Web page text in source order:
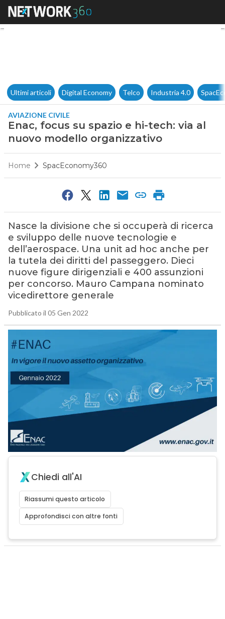
Enac, focus su spazio e hi-
Ultimi articoli Digital Economy Telco Industria 4.0
AVIAZIONE CIVILE
Enac, focus su spazio e hi-tech: via al
nuovo modello organizzativo
Home SpacEconomy360
Nasce la divisione che si occuperà di ricerca
e sviluppo delle nuove tecnologie e
dell’aerospace. Una unit ad hoc anche per
la tutela dei diritti del passeggero. Dieci
nuove figure dirigenziali e 400 assunzioni
per concorso. Mauro Campana nominato
vicedirettore generale
Pubblicato il 05 Gen 2022
Chiedi all'AI
Riassumi questo articolo
Approfondisci con altre fonti